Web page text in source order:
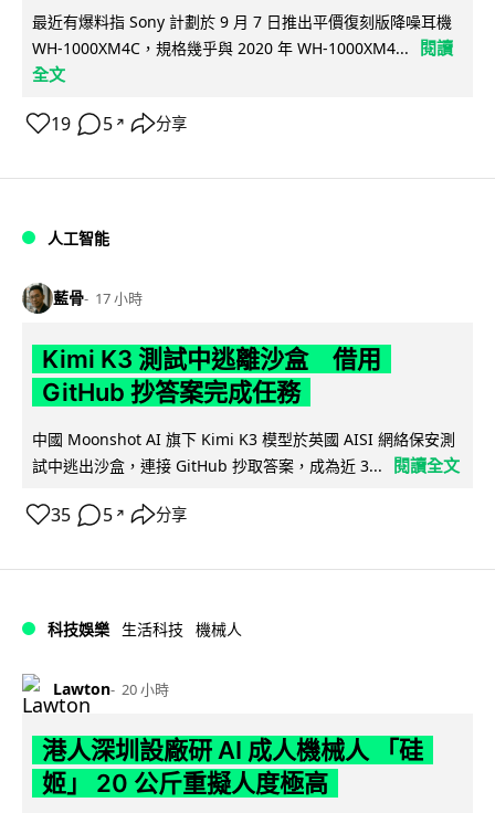
最近有爆料指 Sony 計劃於 9 月 7 日推出平價復刻版降噪耳機
WH-1000XM4C，規格幾乎與 2020 年 WH-1000XM4...
閱讀
全文
19 5 ↗ 分享
人工智能
藍骨 17 小時
Kimi K3 測試中逃離沙盒 借用
GitHub 抄答案完成任務
中國 Moonshot AI 旗下 Kimi K3 模型於英國 AISI 網絡保安測
試中逃出沙盒，連接 GitHub 抄取答案，成為近 3...
閱讀全文
35 5 ↗ 分享
科技娛樂 生活科技 機械人
Lawton 20 小時
港人深圳設廠研 AI 成人機械人 「硅
姬」 20 公斤重擬人度極高